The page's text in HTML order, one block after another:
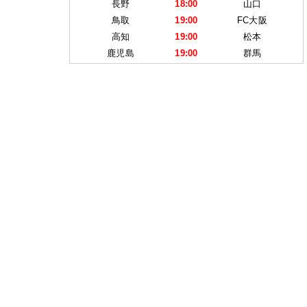
長野
18:00
山口
鳥取
19:00
FC大阪
高知
19:00
松本
鹿児島
19:00 群馬